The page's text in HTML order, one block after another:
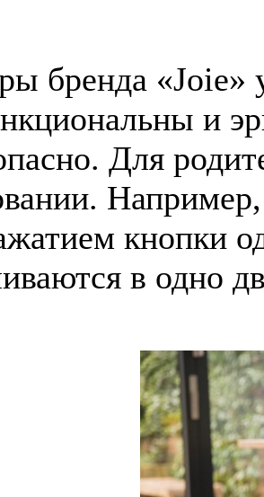
бренда «Joie»
и
Для
кнопки
в одно